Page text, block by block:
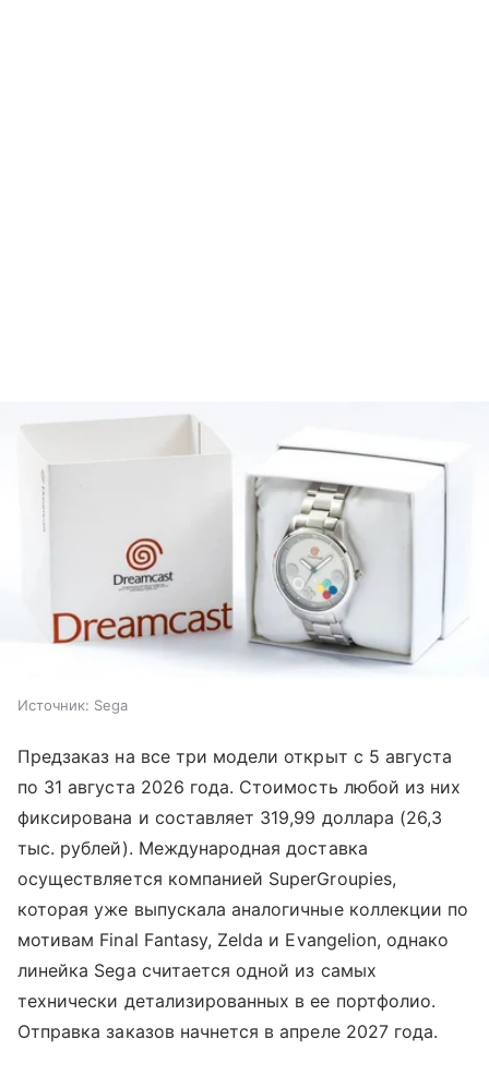
Источник: Sega
Предзаказ на все три модели открыт с 5 августа
по 31 августа 2026 года. Стоимость любой из них
фиксирована и составляет 319,99 доллара (26,3
тыс. рублей). Международная доставка
осуществляется компанией SuperGroupies,
которая уже выпускала аналогичные коллекции по
мотивам Final Fantasy, Zelda и Evangelion, однако
линейка Sega считается одной из самых
технически детализированных в ее портфолио.
Отправка заказов начнется в апреле 2027 года.